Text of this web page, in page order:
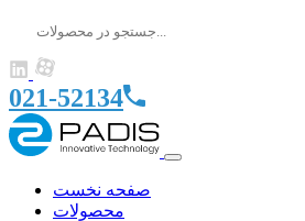
021-52134
صفحه نخست
محصولات